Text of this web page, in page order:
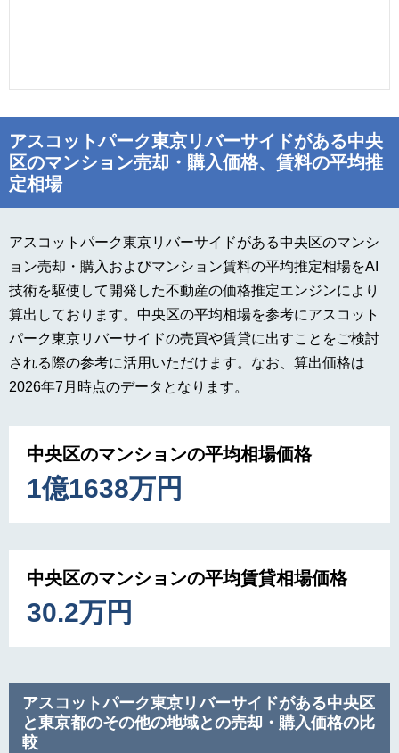
アスコットパーク東京リバーサイドがある中央
区のマンション売却・購入価格、賃料の平均推
定相場
アスコットパーク東京リバーサイドがある中央区のマンシ
ョン売却・購入およびマンション賃料の平均推定相場をAI
技術を駆使して開発した不動産の価格推定エンジンにより
算出しております。中央区の平均相場を参考にアスコット
パーク東京リバーサイドの売買や賃貸に出すことをご検討
される際の参考に活用いただけます。なお、算出価格は
2026年7月時点のデータとなります。
中央区のマンションの平均相場価格
1億1638万円
中央区のマンションの平均賃貸相場価格
30.2万円
アスコットパーク東京リバーサイドがある中央区
と東京都のその他の地域との売却・購入価格の比
較